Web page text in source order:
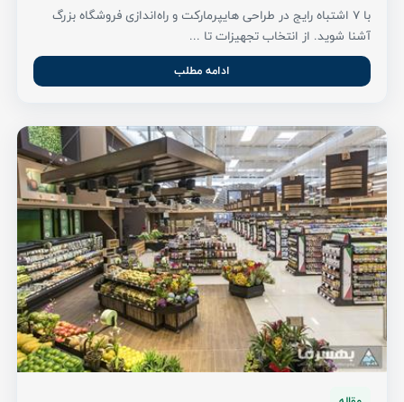
با 7 اشتباه رایج در طراحی هایپرمارکت و راه‌اندازی فروشگاه بزرگ
آشنا شوید. از انتخاب تجهیزات تا ...
ادامه مطلب